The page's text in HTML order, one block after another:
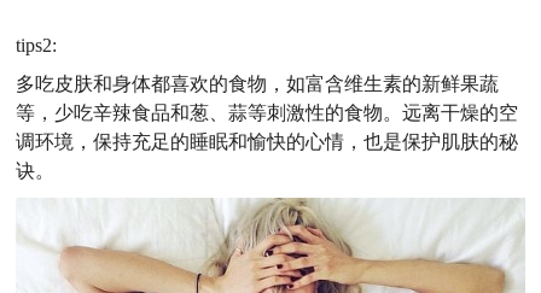
tips2:
多吃皮肤和身体都喜欢的食物，如富含维生素的新鲜果蔬
等，少吃辛辣食品和葱、蒜等刺激性的食物。远离干燥的空
调环境，保持充足的睡眠和愉快的心情，也是保护肌肤的秘
诀。